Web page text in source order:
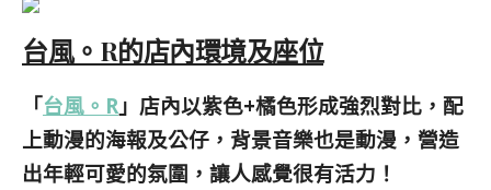
台風。R的店內環境及座位
「台風。R 」店內以紫色+橘色形成強烈對比，配
上動漫的海報及公仔，背景音樂也是動漫，營造
出年輕可愛的氛圍，讓人感覺很有活力！